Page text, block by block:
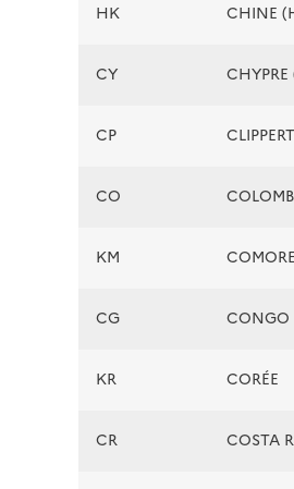
HK CHINE
CY
CP
CO
KM
CG CONGO
KR CORÉE
CR COSTA